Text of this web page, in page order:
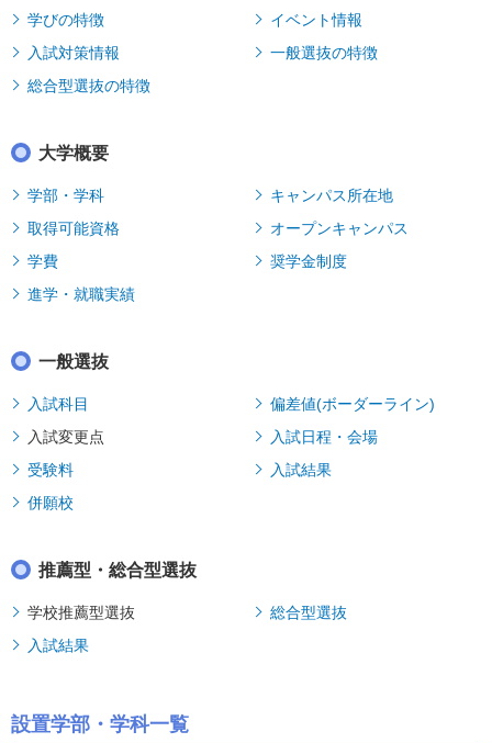
学びの特徴
イベント情報
入試対策情報
一般選抜の特徴
総合型選抜の特徴
大学概要
学部・学科
キャンパス所在地
取得可能資格
オープンキャンパス
学費
奨学金制度
進学・就職実績
一般選抜
入試科目
偏差値(ボーダーライン)
入試変更点
入試日程・会場
受験料
入試結果
併願校
推薦型・総合型選抜
学校推薦型選抜
総合型選抜
入試結果
設置学部・学科一覧